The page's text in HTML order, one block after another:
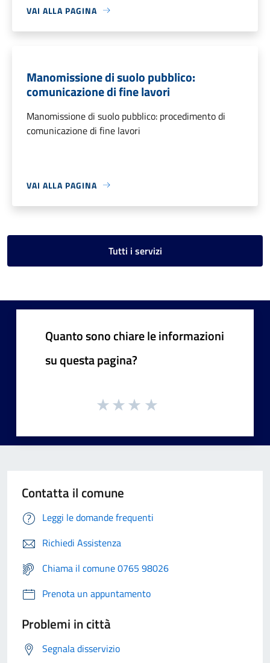
VAI ALLA PAGINA
Manomissione di suolo pubblico:
comunicazione di fine lavori
Manomissione di suolo pubblico: procedimento di
comunicazione di fine lavori
VAI ALLA PAGINA
Tutti i servizi
Quanto sono chiare le informazioni
su questa pagina?
Contatta il comune
Leggi le domande frequenti
Richiedi Assistenza
Chiama il comune 0765 98026
Prenota un appuntamento
Problemi in città
Segnala disservizio